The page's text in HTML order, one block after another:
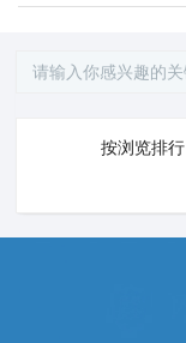
按浏览排行